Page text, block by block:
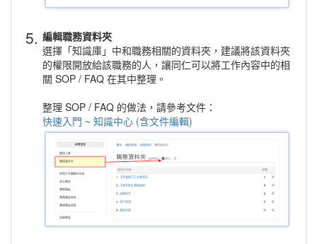
5. 編輯職務資料夾
選擇「知識庫」中和職務相關的資料夾，建議將該資料夾
的權限開放給該職務的人，讓同仁可以將工作內容中的相
關 SOP / FAQ 在其中整理。
整理 SOP / FAQ 的做法，請參考文件：
快速入門 ~ 知識中心 (含文件編輯)